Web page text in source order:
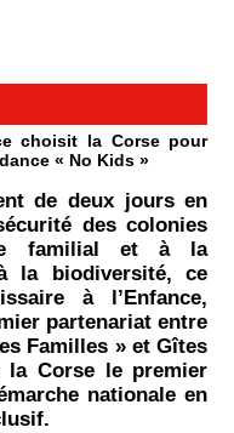
choisit la Corse pour
« No Kids »
de deux jours en
des colonies
familial et à la
la biodiversité, ce
à l’Enfance,
partenariat entre
Familles » et Gîtes
la Corse le premier
nationale en